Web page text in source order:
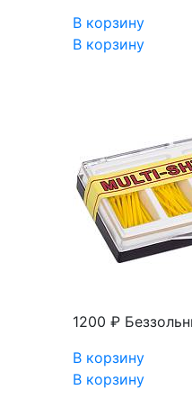
В корзину
В корзину
1200 ₽
В корзину
В корзину